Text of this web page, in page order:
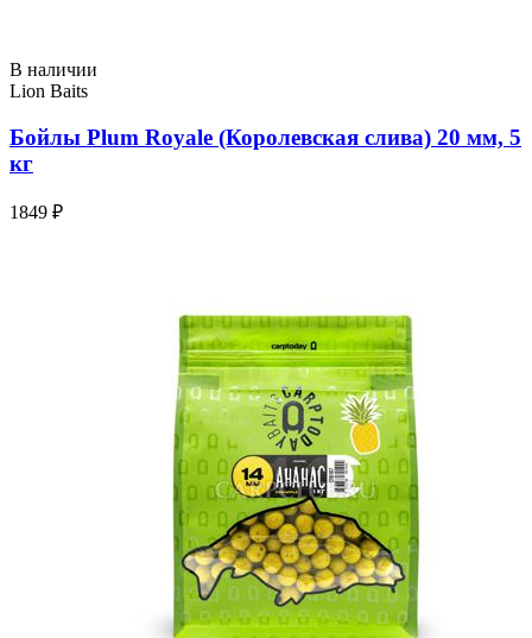
В наличии
Lion Baits
Бойлы Plum Royale (Королевская слива) 20 мм, 5
кг
1849 ₽